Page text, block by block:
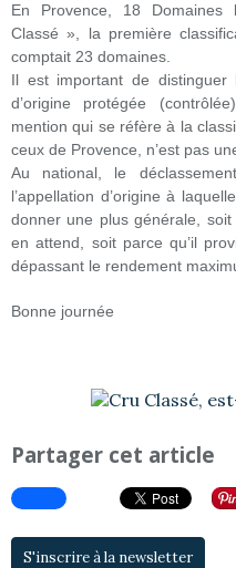
En Provence, 18
Classé », la première
comptait 23 domaines.
Il est important de distinguer
d’origine protégée
mention qui se réfère à la
ceux de Provence, n’est pas
Au national, le
l’appellation d’origine à
donner une plus générale, soit
en attend, soit parce qu’il
dépassant le rendement
Bonne journée
Partager cet article
S'inscrire à la newsletter